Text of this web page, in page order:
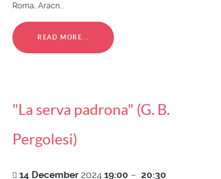
Roma, Aracn...
READ MORE...
"La serva padrona" (G. B.
Pergolesi)
14 December 2024 19:00 – 20:30